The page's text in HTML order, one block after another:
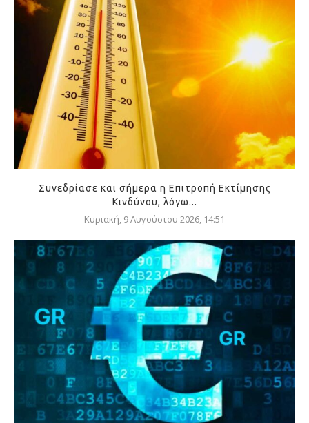
Συνεδρίασε και σήμερα η Επιτροπή Εκτίμησης
Κινδύνου, λόγω...
Κυριακή, 9 Αυγούστου 2026, 14:51